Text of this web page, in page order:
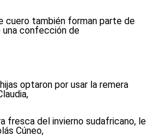
cuero también forman parte de
confección de
optaron por usar la remera
fresca del invierno sudafricano, le
Cúneo,